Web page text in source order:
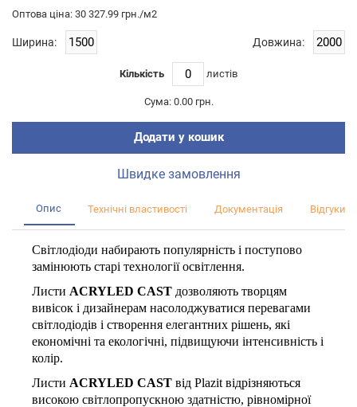
Оптова цiна: 30 327.99 грн./м2
Ширина: Довжина:
Кількість листiв
Сума: 0.00 грн.
Додати у кошик
Швидке замовлення
Опис Технічні властивості Документація Відгуки
Світлодіоди набирають популярність і поступово
замінюють старі технології освітлення.
Листи ACRYLED CAST дозволяють творцям
вивісок і дизайнерам насолоджуватися перевагами
світлодіодів і створення елегантних рішень, які
економічні та екологічні, підвищуючи інтенсивність і
колір.
Листи ACRYLED CAST від Plazit відрізняються
високою світлопропускною здатністю, рівномірної